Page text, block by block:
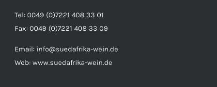
Tel: 0049 (0)7221 408 33 01
Fax: 0049 (0)7221 408 33 09
Email: info@suedafrika-wein.de
Web: www.suedafrika-wein.de